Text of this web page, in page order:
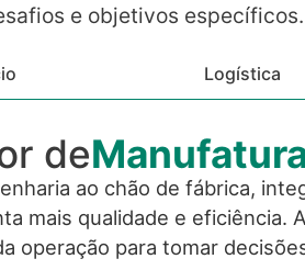
e objetivos específicos.
Logística
de
ao chão de fábrica,
mais qualidade e eficiência.
operação para tomar